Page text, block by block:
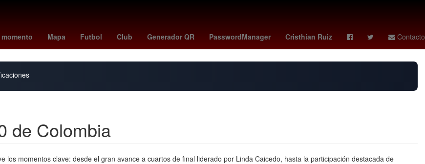
Mapa Futbol Club Generador QR PasswordManager Cristhian Ruiz Contacto
pig rockets swag 2 Pago HBO Empresa florian monzon cavaliers - rockets
de Colombia
los momentos clave: desde el gran avance a cuartos de final liderado por Linda Caicedo, hasta la participación destacada de